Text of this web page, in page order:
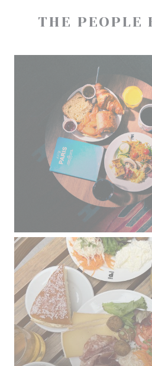
THE PEOPLE